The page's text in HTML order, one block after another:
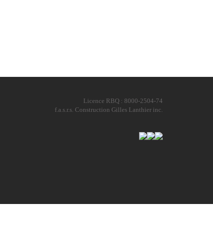
Licence RBQ : 8000-2504-74
f.a.s.r.s. Construction Gilles Lanthier inc.